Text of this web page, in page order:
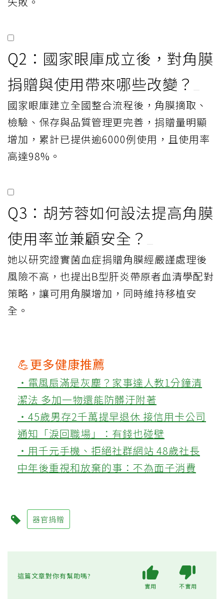
Q2：國家眼庫成立後，對角膜
捐贈與使用帶來哪些改變？
國家眼庫建立全國整合流程後，角膜摘取、
檢驗、保存與品質管理更完善，捐贈量明顯
增加，累計已提供逾6000例使用，且使用率
高達98%。
Q3：胡芳蓉如何設法提高角膜
使用率並兼顧安全？
她以研究證實菌血症捐贈角膜經嚴謹處理後
風險不高，也提出B型肝炎帶原者血清學配對
策略，讓可用角膜增加，同時維持移植安
全。
💪更多健康推薦
‧電風扇滿是灰塵？家事達人教1分鐘清
潔法 多加一物還能防髒汙附著
‧45歲男存2千萬提早退休 接信用卡公司
通知「淚回職場」：有錢也碰壁
‧用千元手機、拒絕社群網站 48歲社長
中年後重視和放棄的事：不為面子消費
器官捐贈
這篇文章對你有幫助嗎?
實用 不實用